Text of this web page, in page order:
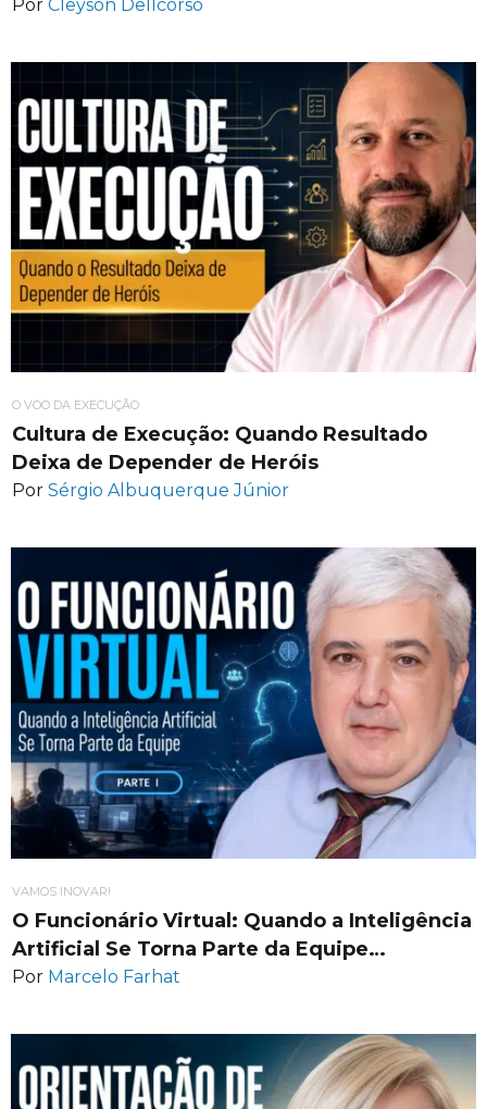
Por Cleyson Dellcorso
O VOO DA EXECUÇÃO
Cultura de Execução: Quando Resultado
Deixa de Depender de Heróis
Por Sérgio Albuquerque Júnior
VAMOS INOVAR!
O Funcionário Virtual: Quando a Inteligência
Artificial Se Torna Parte da Equipe…
Por Marcelo Farhat